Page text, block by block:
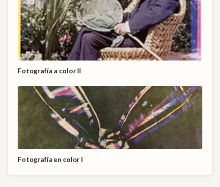
Fotografía a color II
Fotografía en color I